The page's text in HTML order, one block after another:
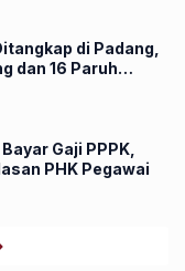
di Padang,
dan 16 Paruh
Gaji PPPK,
PHK Pegawai